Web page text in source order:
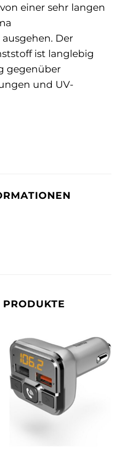
einer sehr langen
Der
ist langlebig
gegenüber
und UV-